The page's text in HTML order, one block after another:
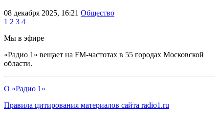
08 декабря 2025, 16:21 Общество
1 2 3 4
Мы в эфире
«Радио 1» вещает на FM-частотах в 55 городах Московской
области.
О «Радио 1»
Правила цитирования материалов сайта radio1.ru